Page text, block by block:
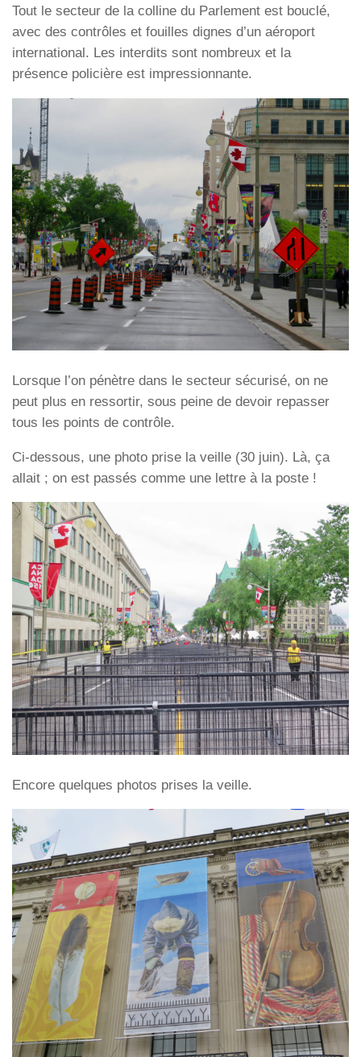
Tout le secteur de la colline du Parlement est bouclé,
avec des contrôles et fouilles dignes d’un aéroport
international. Les interdits sont nombreux et la
présence policière est impressionnante.
Lorsque l’on pénètre dans le secteur sécurisé, on ne
peut plus en ressortir, sous peine de devoir repasser
tous les points de contrôle.
Ci-dessous, une photo prise la veille (30 juin). Là, ça
allait ; on est passés comme une lettre à la poste !
Encore quelques photos prises la veille.